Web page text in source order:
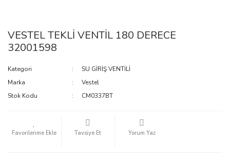
VESTEL TEKLİ VENTİL 180 DERECE
32001598
Kategori
SU GİRİŞ VENTİLİ
Marka
Vestel
Stok Kodu
CM0337BT
Tavsiye Et Yorum Yaz